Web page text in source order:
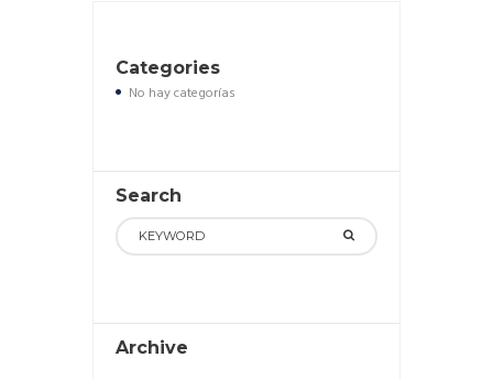
Categories
No hay categorías
Search
Archive